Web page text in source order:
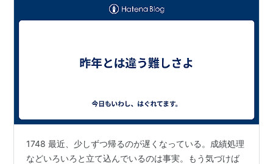
1748 最近、少しずつ帰るのが遅くなっている。成績処理
などいろいろと立て込んでいるのは事実。もう気づけば